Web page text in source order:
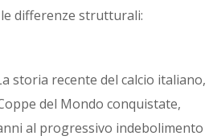
differenze strutturali:
storia recente del calcio italiano,
del Mondo conquistate,
al progressivo indebolimento